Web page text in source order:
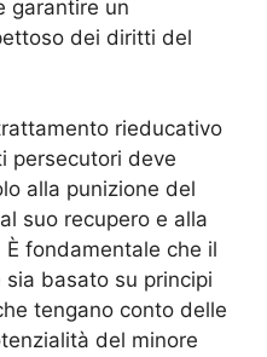
garantire un
dei diritti del
rieducativo
persecutori deve
alla punizione del
suo recupero e alla
fondamentale che il
basato su principi
tengano conto delle
del minore